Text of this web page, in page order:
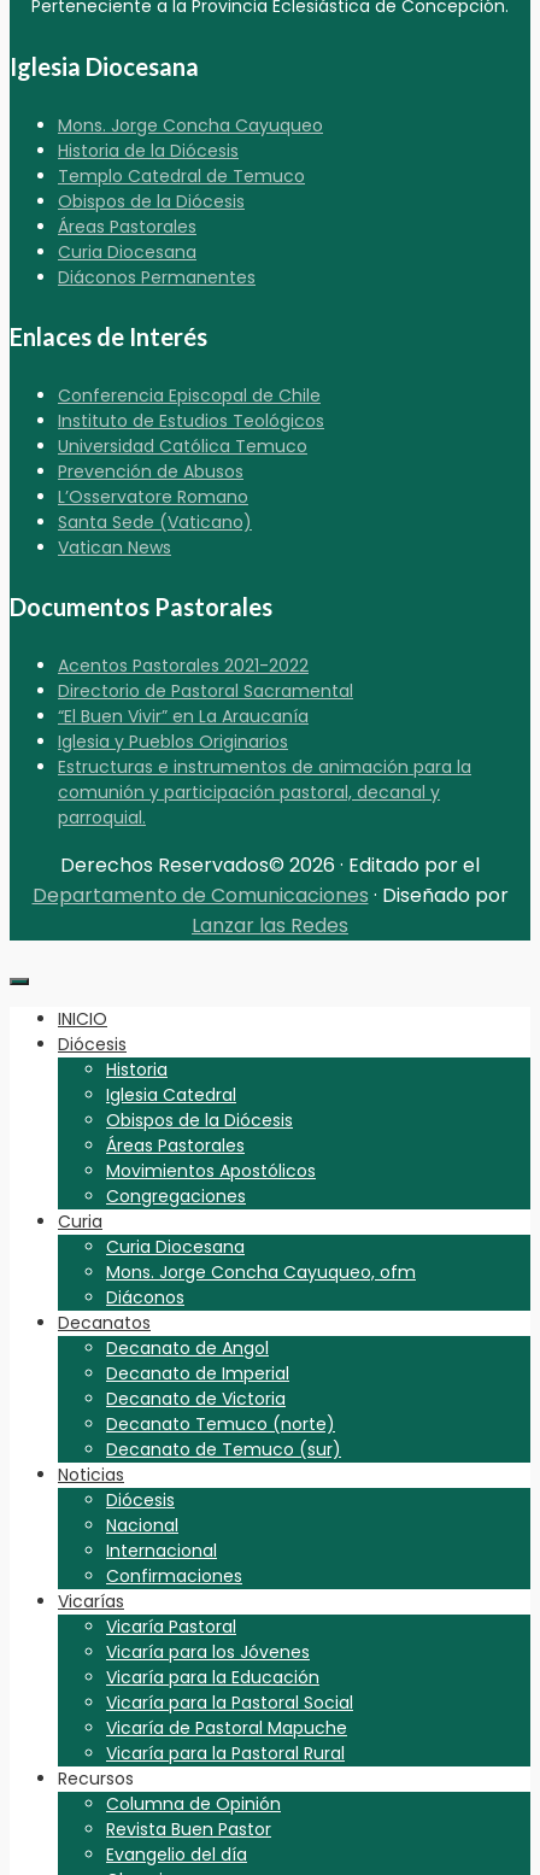
Perteneciente a la Provincia Eclesiástica de Concepción.
Iglesia Diocesana
Mons. Jorge Concha Cayuqueo
Historia de la Diócesis
Templo Catedral de Temuco
Obispos de la Diócesis
Áreas Pastorales
Curia Diocesana
Diáconos Permanentes
Enlaces de Interés
Conferencia Episcopal de Chile
Instituto de Estudios Teológicos
Universidad Católica Temuco
Prevención de Abusos
L’Osservatore Romano
Santa Sede (Vaticano)
Vatican News
Documentos Pastorales
Acentos Pastorales 2021-2022
Directorio de Pastoral Sacramental
“El Buen Vivir” en La Araucanía
Iglesia y Pueblos Originarios
Estructuras e instrumentos de animación para la
comunión y participación pastoral, decanal y
parroquial.
Derechos Reservados© 2026 · Editado por el
Departamento de Comunicaciones · Diseñado por
Lanzar las Redes
INICIO
Diócesis
Historia
Iglesia Catedral
Obispos de la Diócesis
Áreas Pastorales
Movimientos Apostólicos
Congregaciones
Curia
Curia Diocesana
Mons. Jorge Concha Cayuqueo, ofm
Diáconos
Decanatos
Decanato de Angol
Decanato de Imperial
Decanato de Victoria
Decanato Temuco (norte)
Decanato de Temuco (sur)
Noticias
Diócesis
Nacional
Internacional
Confirmaciones
Vicarías
Vicaría Pastoral
Vicaría para los Jóvenes
Vicaría para la Educación
Vicaría para la Pastoral Social
Vicaría de Pastoral Mapuche
Vicaría para la Pastoral Rural
Recursos
Columna de Opinión
Revista Buen Pastor
Evangelio del día